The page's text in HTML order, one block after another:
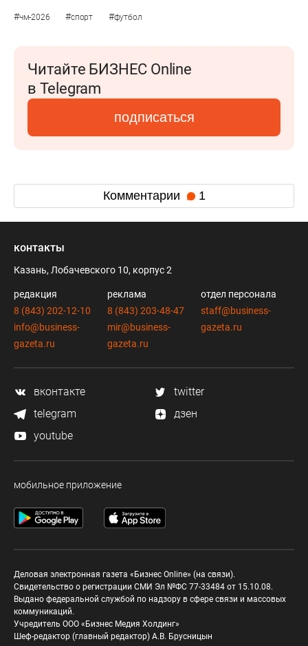
#чм-2026 #спорт #футбол
Читайте БИЗНЕС Online
в Telegram
подписаться
Комментарии 1
контакты
Казань, Лобачевского 10, корпус 2
редакция
8 (843) 202-12-10
info@business-
gazeta.ru
реклама
8 (843) 203-48-47
mir@business-
gazeta.ru
отдел персонала
staff@business-
gazeta.ru
вконтакте
twitter
telegram
дзен
youtube
мобильное приложение
Деловая электронная газета «Бизнес Online» (на связи).
Свидетельство о регистрации СМИ Эл №ФС 77-33484 от 15.10.08.
Выдано федеральной службой по надзору в сфере связи и массовых
коммуникаций.
Учредитель ООО «Бизнес Медия Холдинг»
Шеф-редактор (главный редактор) А.В. Брусницын